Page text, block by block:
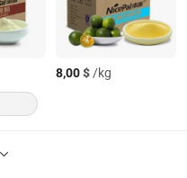
8,00$/kg